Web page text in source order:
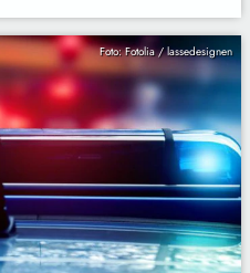
Foto: Fotolia / lassedesignen